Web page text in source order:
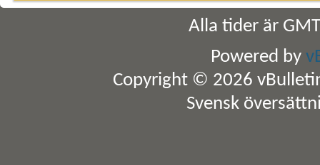
Alla tider är
Powered by
Copyright © 2026
Svensk